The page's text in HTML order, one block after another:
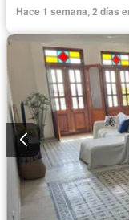
Hace 1 semana, 2 días